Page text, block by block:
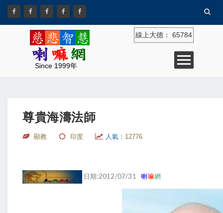
Since 1999年
線上大德： 65784
尊貴海濤法師
顯教 印度 人氣： 12776
日期:2012/07/31喇嘛網